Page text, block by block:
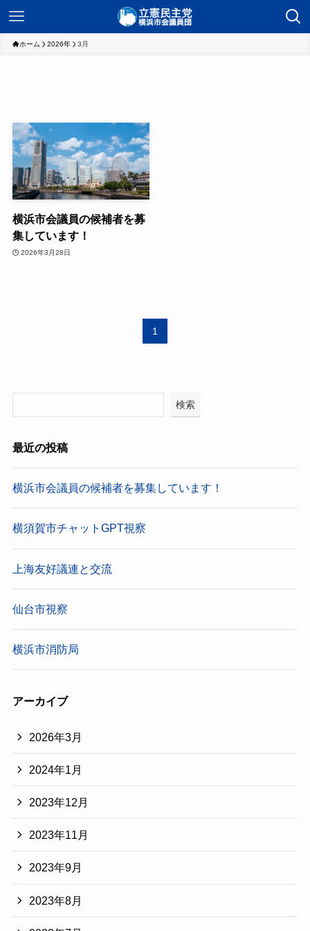
ホーム 2026年 3月
横浜市会議員の候補者を募
集しています！
2026年3月28日
1
検索
最近の投稿
横浜市会議員の候補者を募集しています！
横須賀市チャットGPT視察
上海友好議連と交流
仙台市視察
横浜市消防局
アーカイブ
2026年3月
2024年1月
2023年12月
2023年11月
2023年9月
2023年8月